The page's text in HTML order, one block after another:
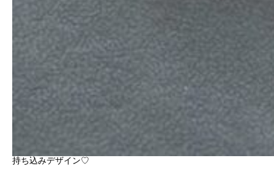
持ち込みデザイン♡